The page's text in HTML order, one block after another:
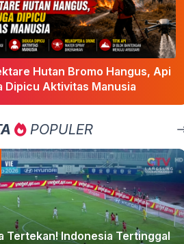
Hutan Bromo Hangus, Api
Dipicu Aktivitas Manusia
POPULER
Tertekan! Indonesia Tertinggal